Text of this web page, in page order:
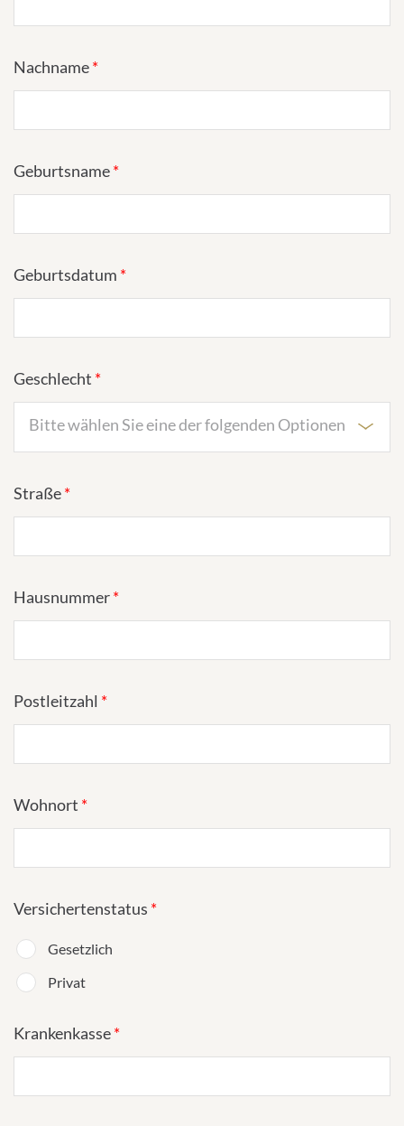
Nachname*
Geburtsname*
Geburtsdatum *
Geschlecht *
Bitte wählen Sie eine der folgenden Optionen
Straße*
Hausnummer*
Postleitzahl *
Wohnort *
Versichertenstatus *
Gesetzlich
Privat
Krankenkasse*